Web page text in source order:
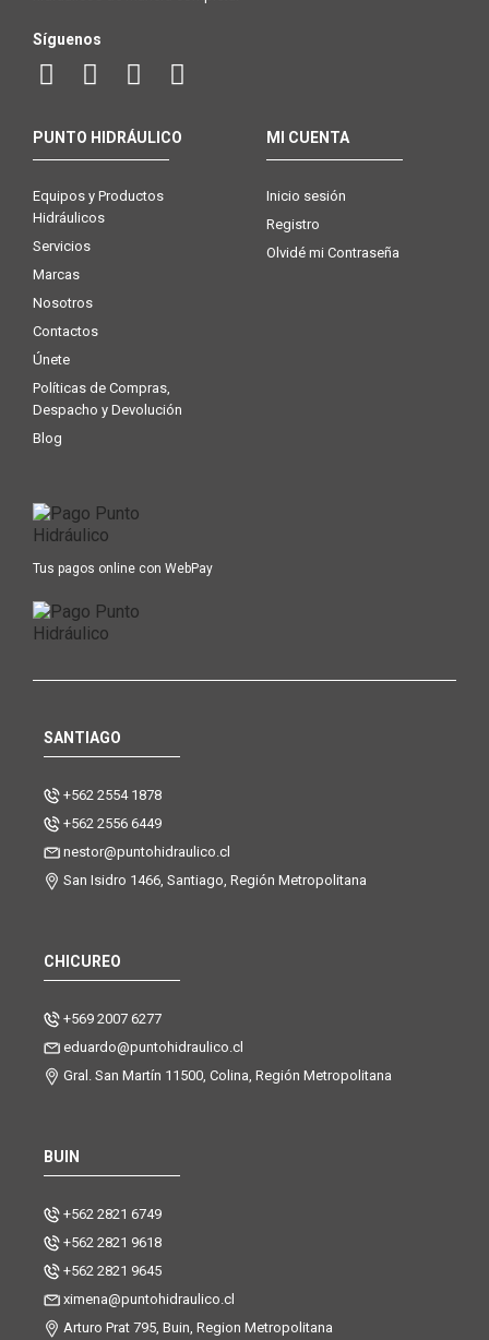
Síguenos
PUNTO HIDRÁULICO
Equipos y Productos
Hidráulicos
Servicios
Marcas
Nosotros
Contactos
Únete
Políticas de Compras,
Despacho y Devolución
Blog
MI CUENTA
Inicio sesión
Registro
Olvidé mi Contraseña
Tus pagos online con WebPay
SANTIAGO
+562 2554 1878
+562 2556 6449
nestor@puntohidraulico.cl
San Isidro 1466, Santiago, Región Metropolitana
CHICUREO
+569 2007 6277
eduardo@puntohidraulico.cl
Gral. San Martín 11500, Colina, Región Metropolitana
BUIN
+562 2821 6749
+562 2821 9618
+562 2821 9645
ximena@puntohidraulico.cl
Arturo Prat 795, Buin, Region Metropolitana